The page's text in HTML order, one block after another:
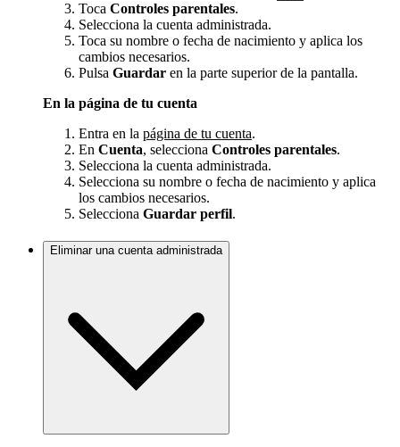
Toca Controles parentales.
Selecciona la cuenta administrada.
Toca su nombre o fecha de nacimiento y aplica los
cambios necesarios.
Pulsa Guardar en la parte superior de la pantalla.
En la página de tu cuenta
Entra en la página de tu cuenta.
En Cuenta, selecciona Controles parentales.
Selecciona la cuenta administrada.
Selecciona su nombre o fecha de nacimiento y aplica
los cambios necesarios.
Selecciona Guardar perfil.
Eliminar una cuenta administrada